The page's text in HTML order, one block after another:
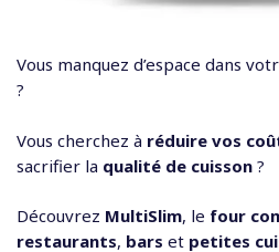
Vous manquez d’espace dans
?
Vous cherchez à réduire vos
sacrifier la qualité de cuisson ?
Découvrez MultiSlim, le four
restaurants, bars et petites